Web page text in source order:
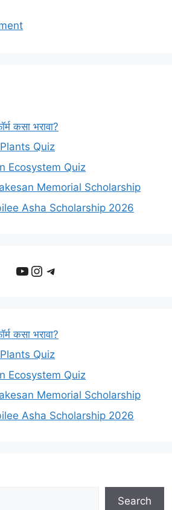
कसा भरावा?
Quiz
Ecosystem Quiz
Memorial Scholarship
Asha Scholarship 2026
YouTube
Instagram
Telegram
कसा भरावा?
Quiz
Ecosystem Quiz
Memorial Scholarship
Asha Scholarship 2026
Search